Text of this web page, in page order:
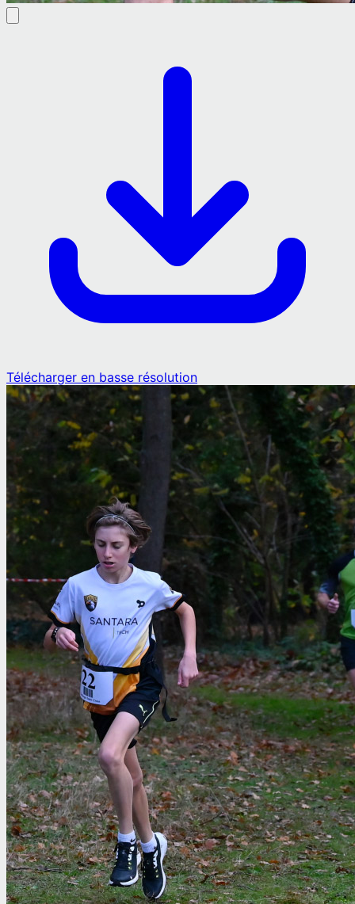
Télécharger en basse résolution